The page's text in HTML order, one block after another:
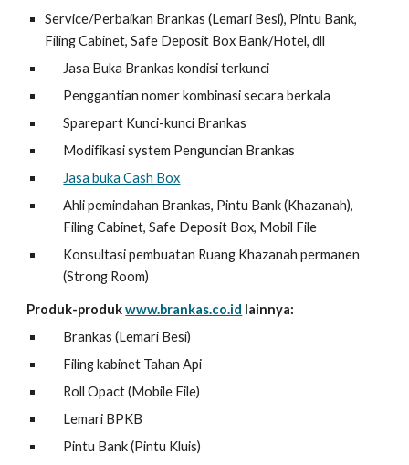
Service/Perbaikan Brankas (Lemari Besi), Pintu Bank,
Filing Cabinet, Safe Deposit Box Bank/Hotel, dll
Jasa Buka Brankas kondisi terkunci
Penggantian nomer kombinasi secara berkala
Sparepart Kunci-kunci Brankas
Modifikasi system Penguncian Brankas
Jasa buka Cash Box
Ahli pemindahan Brankas, Pintu Bank (Khazanah),
Filing Cabinet, Safe Deposit Box, Mobil File
Konsultasi pembuatan Ruang Khazanah permanen
(Strong Room)
Produk-produkwww.brankas.co.id lainnya:
Brankas (Lemari Besi)
Filing kabinet Tahan Api
Roll Opact (Mobile File)
Lemari BPKB
Pintu Bank (Pintu Kluis)